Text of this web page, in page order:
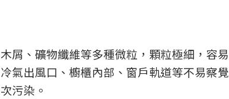
屑、礦物纖維等多種微粒，顆粒極細，容易
氣出風口、櫥櫃內部、窗戶軌道等不易察覺
污染。